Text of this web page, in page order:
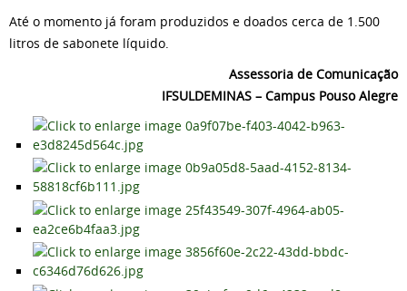
Até o momento já foram produzidos e doados cerca de 1.500
litros de sabonete líquido.
Assessoria de Comunicação
IFSULDEMINAS – Campus Pouso Alegre